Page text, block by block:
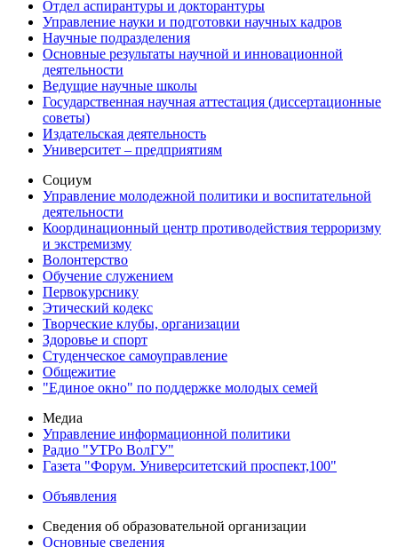
Отдел аспирантуры и докторантуры
Управление науки и подготовки научных кадров
Научные подразделения
Основные результаты научной и инновационной
деятельности
Ведущие научные школы
Государственная научная аттестация (диссертационные
советы)
Издательская деятельность
Университет – предприятиям
Социум
Управление молодежной политики и воспитательной
деятельности
Координационный центр противодействия терроризму
и экстремизму
Волонтерство
Обучение служением
Первокурснику
Этический кодекс
Творческие клубы, организации
Здоровье и спорт
Студенческое самоуправление
Общежитие
"Единое окно" по поддержке молодых семей
Медиа
Управление информационной политики
Радио "УТРо ВолГУ"
Газета "Форум. Университетский проспект,100"
Объявления
Сведения об образовательной организации
Основные сведения